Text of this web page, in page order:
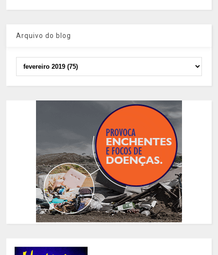
Arquivo do blog